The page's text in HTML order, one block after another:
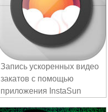
Запись ускоренных видео
закатов с помощью
приложения InstaSun